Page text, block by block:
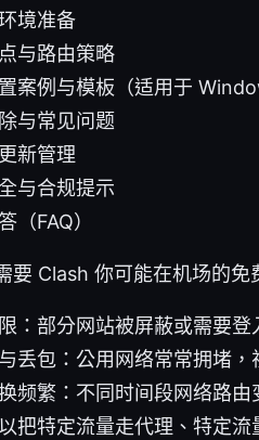
境准备
与路由策略
案例与模板（适用于
与常见问题
新管理
与合规提示
（FAQ）
要 Clash 你可能在机场的
：部分网站被屏蔽或需要登
丢包：公用网络常常拥堵
频繁：不同时间段网络路
把特定流量走代理、特定